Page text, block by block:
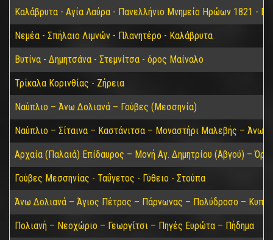
Καλάβρυτα - Αγία Λαύρα - Πανελλήνιο Μνημείο Ηρώων 1821 -
Νεμέα - Σπήλαιο Λιμνών - Πλανητέρο - Καλάβρυτα
Βυτίνα - Δημητσάνα - Στεμνίτσα - όρος Μαίναλο
Τρίκαλα Κορινθίας - Ζήρεια
Ναύπλιο – Άνω Δολιανά – Γούβες (Μεσσηνία)
Ναύπλιο – Σίταινα – Καστάνιτσα – Μοναστήρι Μαλεβής – Άνω
Αρχαία (Παλαιά) Επίδαυρος – Μονή Αγ. Δημητρίου (Αβγού) –
Γούβες Μεσσηνίας - Ταΰγετος - Γύθειο - Στούπα
Άνω Δολιανά – Άγιος Πέτρος – Πάρνωνας – Πολύδροσο –
Πολιανή – Νεοχώριο – Γεωργίτσι – Πηγές Ευρώτα – Πήδημα